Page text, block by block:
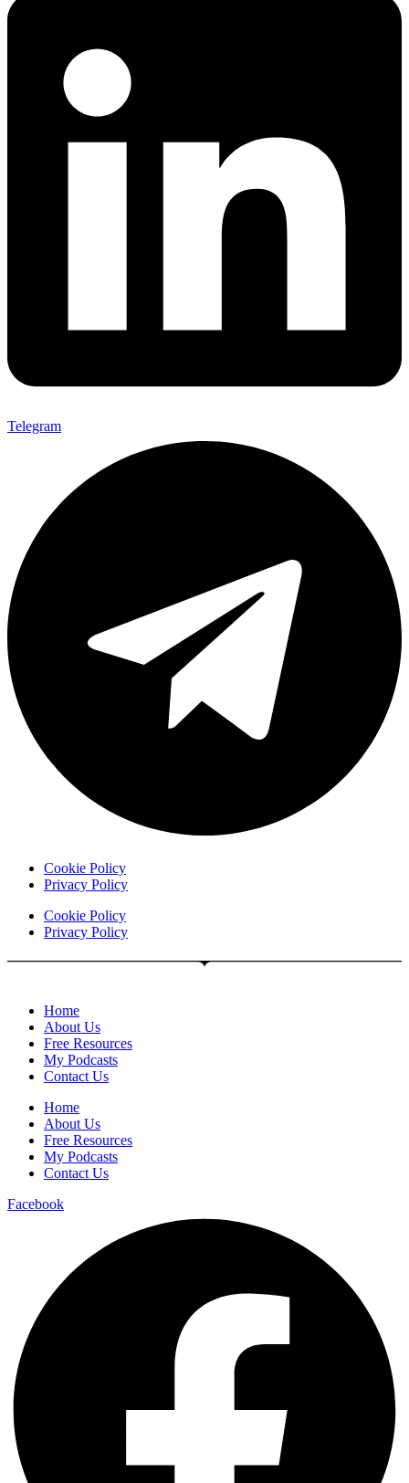
Telegram
Cookie Policy
Privacy Policy
Cookie Policy
Privacy Policy
Home
About Us
Free Resources
My Podcasts
Contact Us
Home
About Us
Free Resources
My Podcasts
Contact Us
Facebook